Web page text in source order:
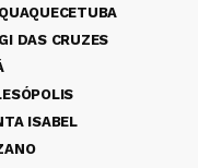
DAS CRUZES
ISABEL